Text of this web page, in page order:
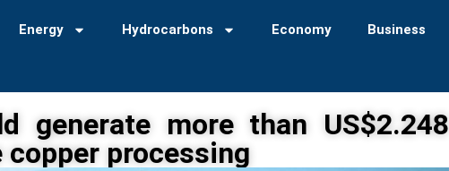
Energy Hydrocarbons Economy Business
generate more than US$2.248
processing